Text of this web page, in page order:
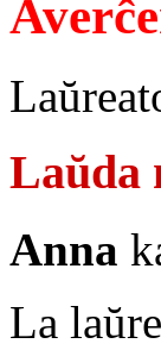
Laŭda
Anna
La